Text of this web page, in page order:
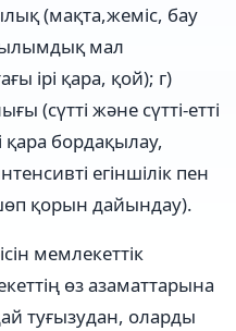
(мақта,жеміс, бау
мал
ірі қара, қой); г)
(сүтті жəне сүтті-етті
қара бордақылау,
егіншілік пен
қорын дайындау).
мемлекеттік
өз азаматтарына
туғызудан, оларды